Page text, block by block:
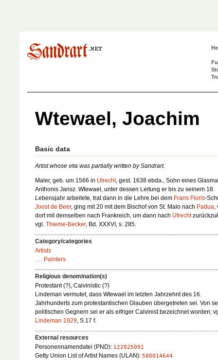
Wtewael, Joachim
Basic data
Artist whose vita was partially written by Sandrart.
Maler, geb. um 1566 in Utrecht, gest. 1638 ebda., Sohn eines
Anthonis Jansz. Wtewael, unter dessen Leitung er bis zu seinem 18.
Lebensjahr arbeitete, trat dann in die Lehre bei dem Frans Floris-
Joost de Beer, ging mit 20 mit dem Bischof von St. Malo nach Padua,
dort mit demselben nach Frankreich, um dann nach Utrecht
vgl. Thieme-Becker, Bd. XXXVI, s. 285.
Category/categories
Artists
. . . Painters
Religious denomination(s)
Protestant (?), Calvinistic (?)
Lindeman vermutet, dass Wtewael im letzten Jahrzehnt des 16.
Jahrhunderts zum protestantischen Glauben übergetreten sei. Von
politischen Gegnern sei er als eifriger Calvinist bezeichnet worden;
Lindeman 1929, S.17 f.
External resources
Personennamendatei (PND): 122025091
Getty Union List of Artist Names (ULAN): 500014644